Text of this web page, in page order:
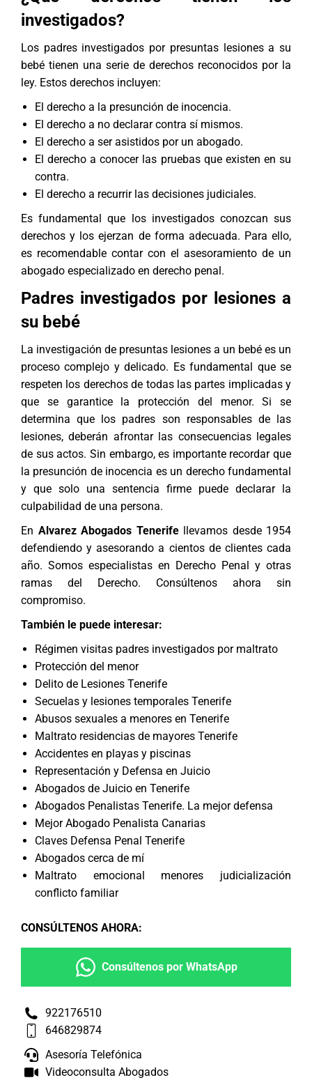
investigados?
Los padres investigados por presuntas lesiones a su
bebé tienen una serie de derechos reconocidos por la
ley. Estos derechos incluyen:
El derecho a la presunción de inocencia.
El derecho a no declarar contra sí mismos.
El derecho a ser asistidos por un abogado.
El derecho a conocer las pruebas que existen en su
contra.
El derecho a recurrir las decisiones judiciales.
Es fundamental que los investigados conozcan sus
derechos y los ejerzan de forma adecuada. Para ello,
es recomendable contar con el asesoramiento de un
abogado especializado en derecho penal.
Padres investigados por lesiones a
su bebé
La investigación de presuntas lesiones a un bebé es un
proceso complejo y delicado. Es fundamental que se
respeten los derechos de todas las partes implicadas y
que se garantice la protección del menor. Si se
determina que los padres son responsables de las
lesiones, deberán afrontar las consecuencias legales
de sus actos. Sin embargo, es importante recordar que
la presunción de inocencia es un derecho fundamental
y que solo una sentencia firme puede declarar la
culpabilidad de una persona.
En Alvarez Abogados Tenerifellevamos desde 1954
defendiendo y asesorando a cientos de clientes cada
año. Somos especialistas en Derecho Penal y otras
ramas del Derecho. Consúltenos ahora sin
compromiso.
También le puede interesar:
Régimen visitas padres investigados por maltrato
Protección del menor
Delito de Lesiones Tenerife
Secuelas y lesiones temporales Tenerife
Abusos sexuales a menores en Tenerife
Maltrato residencias de mayores Tenerife
Accidentes en playas y piscinas
Representación y Defensa en Juicio
Abogados de Juicio en Tenerife
Abogados Penalistas Tenerife. La mejor defensa
Mejor Abogado Penalista Canarias
Claves Defensa Penal Tenerife
Abogados cerca de mí
Maltrato emocional menores judicialización
conflicto familiar
CONSÚLTENOS AHORA:
Consúltenos por WhatsApp
922176510
646829874
Asesoría Telefónica
Videoconsulta Abogados